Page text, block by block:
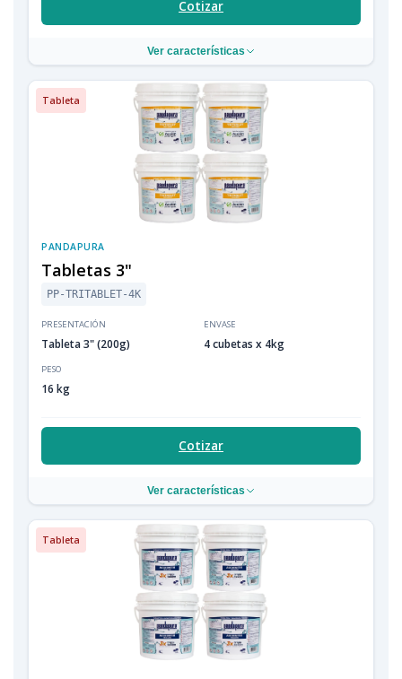
Cotizar
Ver características
Tableta
PANDAPURA
Tabletas 3"
PP-TRITABLET-4K
PRESENTACIÓN
Tableta 3" (200g)
ENVASE
4 cubetas x 4kg
PESO
16 kg
Cotizar
Ver características
Tableta